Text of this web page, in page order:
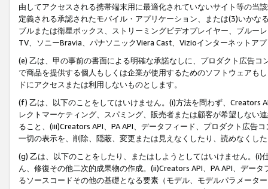
由してアクセスされる携帯端末用に最適化されていないサイト等の当
定義される承認されたモバイル・アプリケーション、または(3)いか
ブルまたは衛星ボックス、ストリーミングビデオプレイヤー、ブルー
TV、ソニーBravia、パナソニックViera Cast、Vizioインターネットア
(e) 乙は、甲の事前の書面による明確な承諾なしに、プロダクト広告
で商品を提供する個人もしくは企業が使用するためのソフトウェアも
ドにアクセスまたは利用しないものとします。
(f) 乙は、以下のことをしてはいけません。(i)方法を問わず、Creators
レクトマーケティング、スパミング、販売者または顧客が希望しない
ること、(iii)Creators API、PA API、データフィード、プロダクト広告
一切の表示を、削除、隠蔽、変更または見えなくしたり、読めなくし
(g) 乙は、以下のことをしたり、またはしようとしてはいけません。
ん、修復その他二次的成果物の作成。(ii)Creators API、PA API、デー
るソースコードその他の基礎となる要素（モデル、モデルパラメータ